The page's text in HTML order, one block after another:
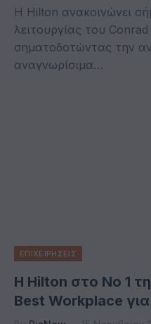
H Hilton ανακοινώνει
λειτουργίας του
σηματοδοτώντας την
αναγνωρίσιμα…
ΕΠΙΧΕΙΡΗΣΕΙΣ
Η Hilton στο Νο 1
Best Workplace